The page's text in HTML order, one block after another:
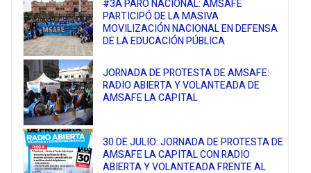
#3A PARO NACIONAL: AMSAFE
PARTICIPÓ DE LA MASIVA
MOVILIZACIÓN NACIONAL EN DEFENSA
DE LA EDUCACIÓN PÚBLICA
JORNADA DE PROTESTA DE AMSAFE:
RADIO ABIERTA Y VOLANTEADA DE
AMSAFE LA CAPITAL
30 DE JULIO: JORNADA DE PROTESTA DE
AMSAFE LA CAPITAL CON RADIO
ABIERTA Y VOLANTEADA FRENTE AL